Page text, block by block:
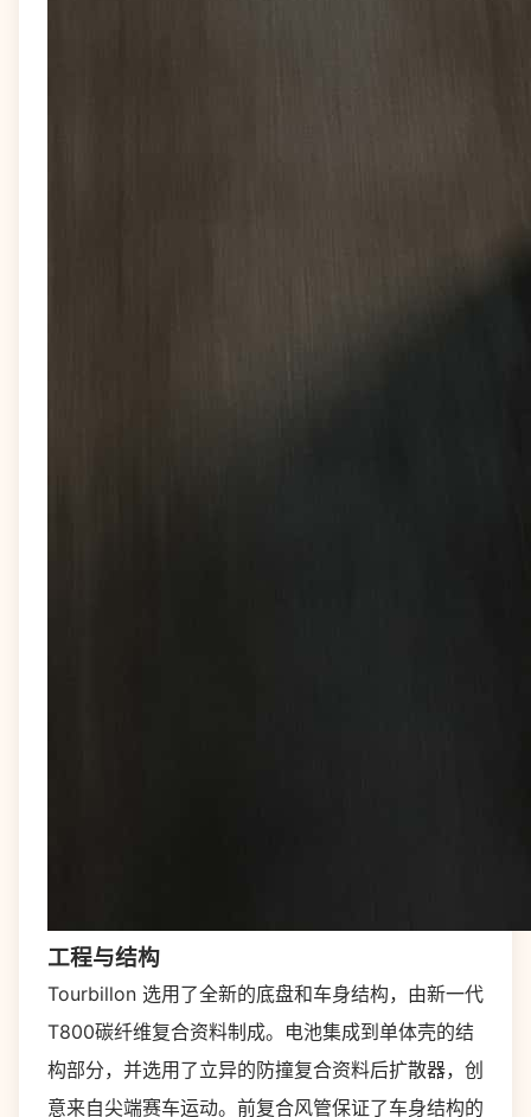
工程与结构
Tourbillon 选用了全新的底盘和车身结构，由新一代
T800碳纤维复合资料制成。电池集成到单体壳的结
构部分，并选用了立异的防撞复合资料后扩散器，创
意来自尖端赛车运动。前复合风管保证了车身结构的